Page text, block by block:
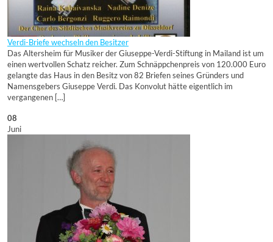
Verdi-Briefe wechseln den Besitzer
Das Altersheim für Musiker der Giuseppe-Verdi-Stiftung in Mailand ist um
einen wertvollen Schatz reicher. Zum Schnäppchenpreis von 120.000 Euro
gelangte das Haus in den Besitz von 82 Briefen seines Gründers und
Namensgebers Giuseppe Verdi. Das Konvolut hätte eigentlich im
vergangenen […]
08
Juni